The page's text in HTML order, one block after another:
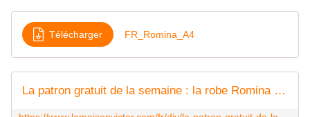
Télécharger FR_Romina_A4
La patron gratuit de la semaine : la robe Romina - FR - La Maison Victor